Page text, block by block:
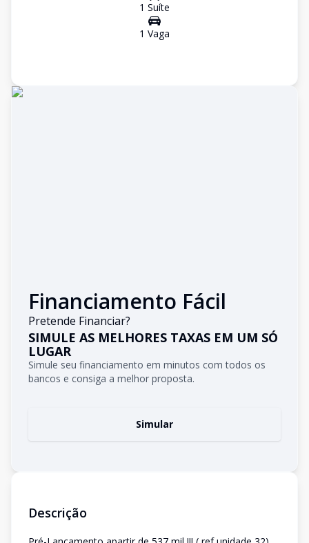
1 Suíte
1 Vaga
Financiamento Fácil
Pretende Financiar?
SIMULE AS MELHORES TAXAS EM UM SÓ
LUGAR
Simule seu financiamento em minutos com todos os
bancos e consiga a melhor proposta.
Simular
Descrição